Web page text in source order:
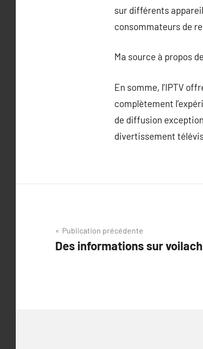
sur différents
consommateurs de
Ma source à propos de
En somme, l’IPTV
complètement
de diffusion
divertissement
Navigation
de
Publication précédente
Des informations sur